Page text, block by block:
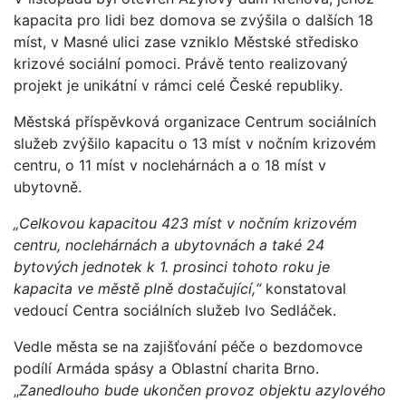
kapacita pro lidi bez domova se zvýšila o dalších 18
míst, v Masné ulici zase vzniklo Městské středisko
krizové sociální pomoci. Právě tento realizovaný
projekt je unikátní v rámci celé České republiky.
Městská příspěvková organizace Centrum sociálních
služeb zvýšilo kapacitu o 13 míst v nočním krizovém
centru, o 11 míst v noclehárnách a o 18 míst v
ubytovně.
„Celkovou kapacitou 423 míst v nočním krizovém
centru, noclehárnách a ubytovnách a také 24
bytových jednotek k 1. prosinci tohoto roku je
kapacita ve městě plně dostačující,“konstatoval
vedoucí Centra sociálních služeb Ivo Sedláček.
Vedle města se na zajišťování péče o bezdomovce
podílí Armáda spásy a Oblastní charita Brno.
„Zanedlouho bude ukončen provoz objektu azylového